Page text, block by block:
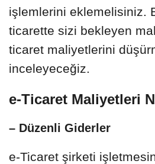
işlemlerini eklemelisiniz.
ticarette sizi bekleyen
ticaret maliyetlerini
inceleyeceğiz.
e-Ticaret Maliyetleri
– Düzenli Giderler
e-Ticaret şirketi